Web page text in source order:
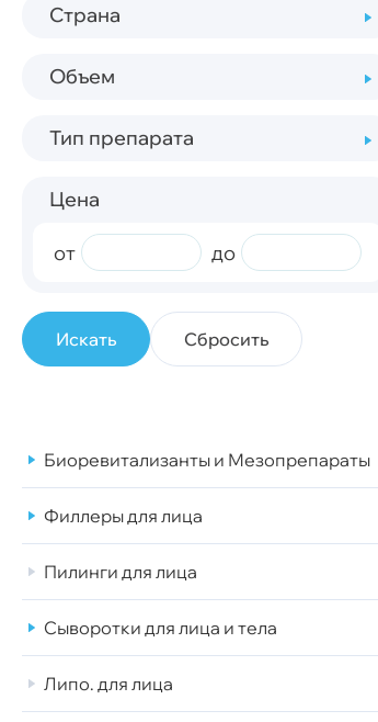
Страна
Объем
Тип препарата
Цена
от до
Сбросить
Биоревитализанты и Мезопрепараты
Филлеры для лица
Пилинги для лица
Сыворотки для лица и тела
Липо. для лица